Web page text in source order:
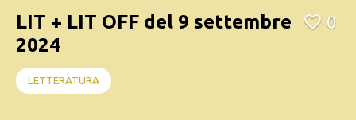
LIT + LIT OFF del 9 settembre
2024
0
LETTERATURA